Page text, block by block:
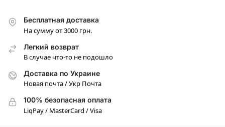
Бесплатная доставка
На сумму от 3000 грн.
Легкий возврат
В случае что-то не подошло
Доставка по Украине
Новая почта / Укр Почта
100% безопасная оплата
LiqPay / MasterCard / Visa